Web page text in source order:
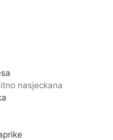
nasjeckana